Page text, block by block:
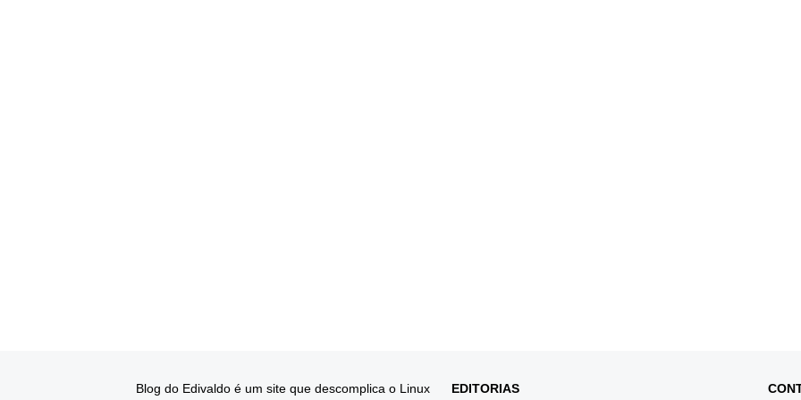
Blog do Edivaldo é um site que descomplica o Linux EDITORIAS